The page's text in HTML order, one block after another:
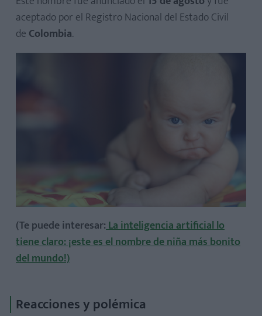
aceptado por el Registro Nacional del Estado Civil
de Colombia.
(Te puede interesar:La inteligencia artificial lo
tiene claro: ¡este es el nombre de niña más bonito
del mundo!)
Reacciones y polémica